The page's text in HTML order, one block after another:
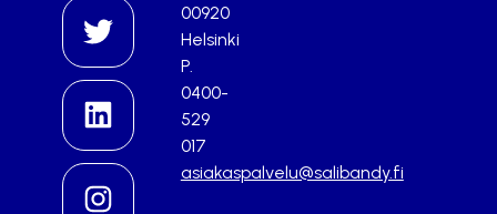
00920
Helsinki
P.
0400-
529
017
asiakaspalvelu@salibandy.fi